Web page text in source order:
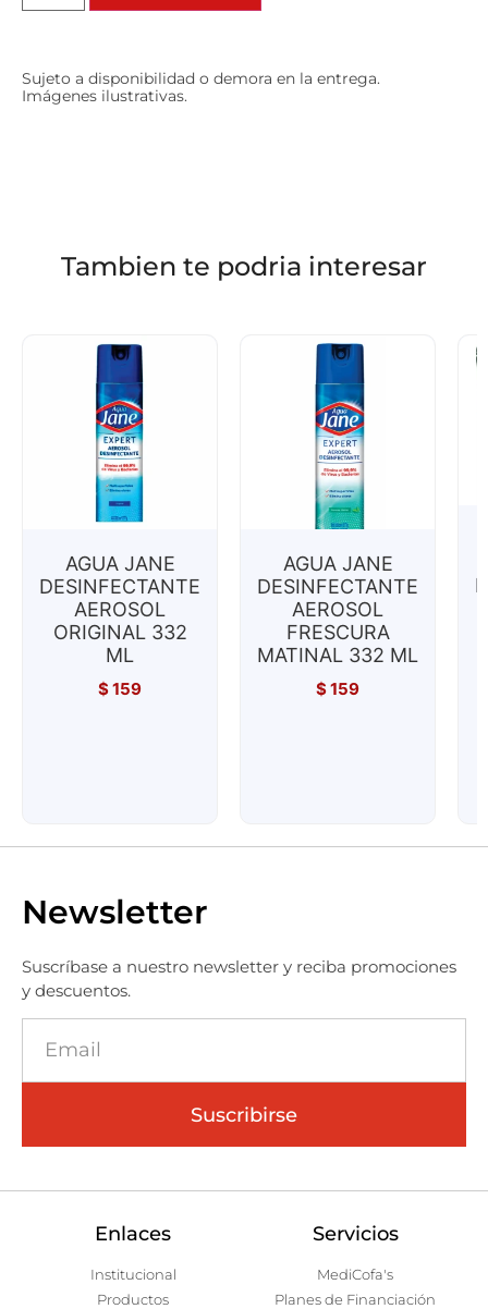
Sujeto a disponibilidad o demora en la entrega.
Imágenes ilustrativas.
Tambien te podria interesar
AGUA JANE
DESINFECTANTE
AEROSOL
ORIGINAL 332
ML
$159
AGUA JANE
DESINFECTANTE
AEROSOL
FRESCURA
MATINAL 332 ML
$159
Newsletter
Suscríbase a nuestro newsletter y reciba promociones
y descuentos.
Suscribirse
Enlaces
Institucional
Productos
Servicios
MediCofa's
Planes de Financiación